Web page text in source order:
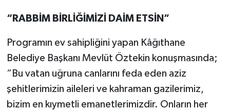
“RABBİM BİRLİĞİMİZİ DAİM ETSİN”
Programın ev sahipliğini yapan Kâğıthane
Belediye Başkanı Mevlüt Öztekin konuşmasında;
“Bu vatan uğruna canlarını feda eden aziz
şehitlerimizin aileleri ve kahraman gazilerimiz,
bizim en kıymetli emanetlerimizdir. Onların her